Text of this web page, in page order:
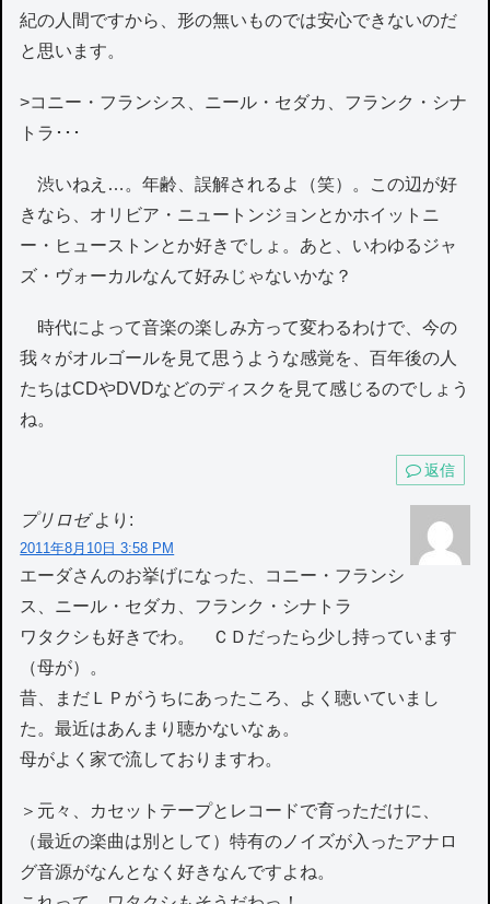
紀の人間ですから、形の無いものでは安心できないのだ
と思います。
>コニー・フランシス、ニール・セダカ、フランク・シナ
トラ･･･
渋いねえ…。年齢、誤解されるよ（笑）。この辺が好
きなら、オリビア・ニュートンジョンとかホイットニ
ー・ヒューストンとか好きでしょ。あと、いわゆるジャ
ズ・ヴォーカルなんて好みじゃないかな？
時代によって音楽の楽しみ方って変わるわけで、今の
我々がオルゴールを見て思うような感覚を、百年後の人
たちはCDやDVDなどのディスクを見て感じるのでしょう
ね。
返信
プリロゼ より:
2011年8月10日 3:58 PM
エーダさんのお挙げになった、コニー・フランシ
ス、ニール・セダカ、フランク・シナトラ
ワタクシも好きでわ。 ＣＤだったら少し持っています
（母が）。
昔、まだＬＰがうちにあったころ、よく聴いていまし
た。最近はあんまり聴かないなぁ。
母がよく家で流しておりますわ。
＞元々、カセットテープとレコードで育っただけに、
（最近の楽曲は別として）特有のノイズが入ったアナロ
グ音源がなんとなく好きなんですよね。